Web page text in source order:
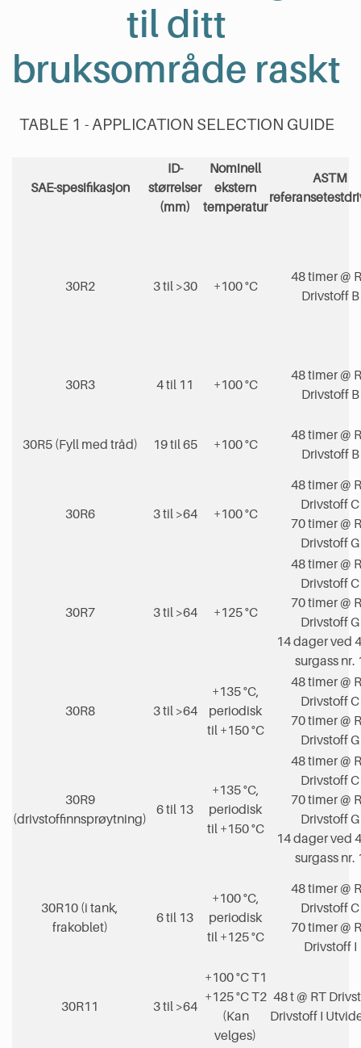
til ditt
bruksområde raskt
TABLE 1 - APPLICATION SELECTION GUIDE
SAE-spesifikasjon
ID-
størrelser
(mm)
Nominell
ekstern
temperatur
ASTM
30R2 3 til >30 +100 °C
48 timer @
Drivstoff B
30R3 4 til 11 +100 °C
48 timer @
Drivstoff B
30R5 (Fyll med tråd) 19 til 65 +100 °C
48 timer @
Drivstoff B
30R6 3 til >64 +100 °C
48 timer @
Drivstoff C
70 timer @
Drivstoff G
30R7 3 til >64 +125 °C
48 timer @
Drivstoff C
70 timer @
Drivstoff G
14 dager ved
surgass nr.
30R8 3 til >64
+135 °C,
periodisk
til +150 °C
48 timer @
Drivstoff C
70 timer @
Drivstoff G
30R9
(drivstoffinnsprøytning)
6 til 13
+135 °C,
periodisk
til +150 °C
48 timer @
Drivstoff C
70 timer @
Drivstoff G
14 dager ved
surgass nr.
30R10 (i tank,
frakoblet)
6 til 13
+100 °C,
periodisk
til +125 °C
48 timer @
Drivstoff C
70 timer @
Drivstoff I
30R11 3 til >64
+100 °C T1
+125 °C T2
(Kan
velges)
48 t @ RT
Drivstoff I